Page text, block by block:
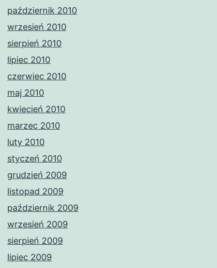
październik 2010
wrzesień 2010
sierpień 2010
lipiec 2010
czerwiec 2010
maj 2010
kwiecień 2010
marzec 2010
luty 2010
styczeń 2010
grudzień 2009
listopad 2009
październik 2009
wrzesień 2009
sierpień 2009
lipiec 2009